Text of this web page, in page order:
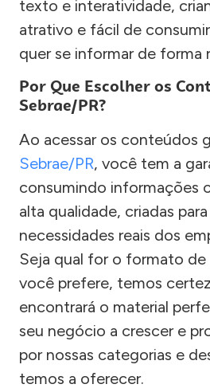
texto e interatividade,
atrativo e fácil de
quer se informar de forma
Por Que Escolher os
Sebrae/PR?
Ao acessar os conteúdos
Sebrae/PR, você tem a
consumindo informações
alta qualidade, criadas
necessidades reais dos
Seja qual for o formato
você prefere, temos
encontrará o material
seu negócio a crescer e
por nossas categorias e
temos a oferecer.